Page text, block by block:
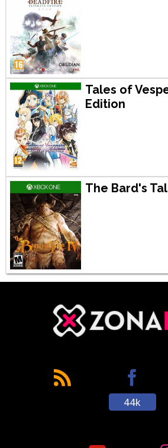
Tales of
Edition
The Bard's
44k